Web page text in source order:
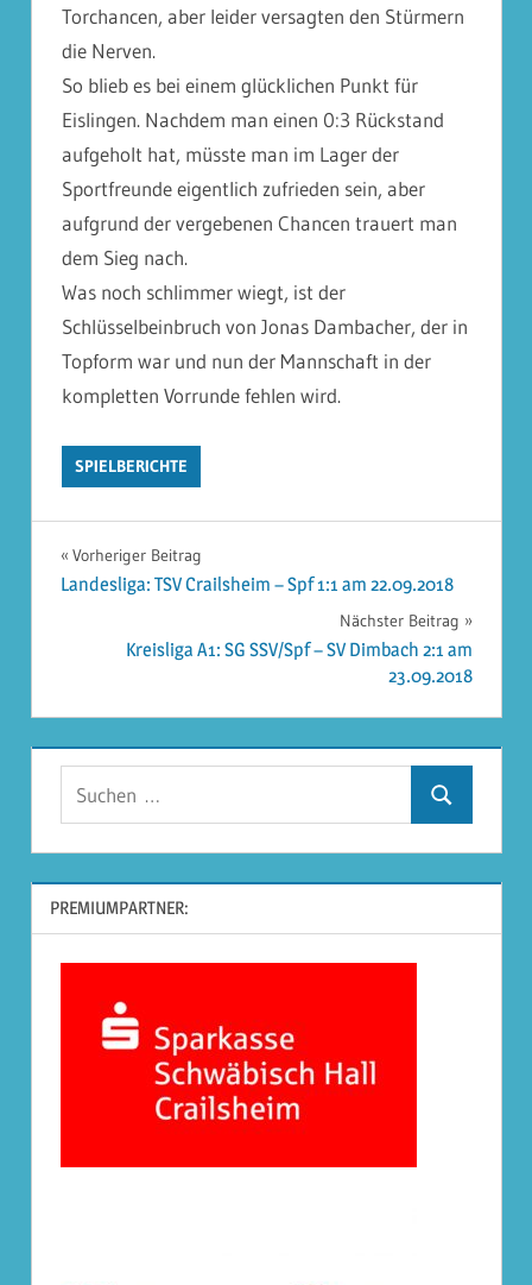
Torchancen, aber leider versagten den Stürmern
die Nerven.
So blieb es bei einem glücklichen Punkt für
Eislingen. Nachdem man einen 0:3 Rückstand
aufgeholt hat, müsste man im Lager der
Sportfreunde eigentlich zufrieden sein, aber
aufgrund der vergebenen Chancen trauert man
dem Sieg nach.
Was noch schlimmer wiegt, ist der
Schlüsselbeinbruch von Jonas Dambacher, der in
Topform war und nun der Mannschaft in der
kompletten Vorrunde fehlen wird.
SPIELBERICHTE
Beitragsnavigation
Vorheriger Beitrag
Landesliga: TSV Crailsheim – Spf 1:1 am 22.09.2018
Nächster Beitrag
Kreisliga A1: SG SSV/Spf – SV Dimbach 2:1 am
23.09.2018
Suchen
PREMIUMPARTNER: